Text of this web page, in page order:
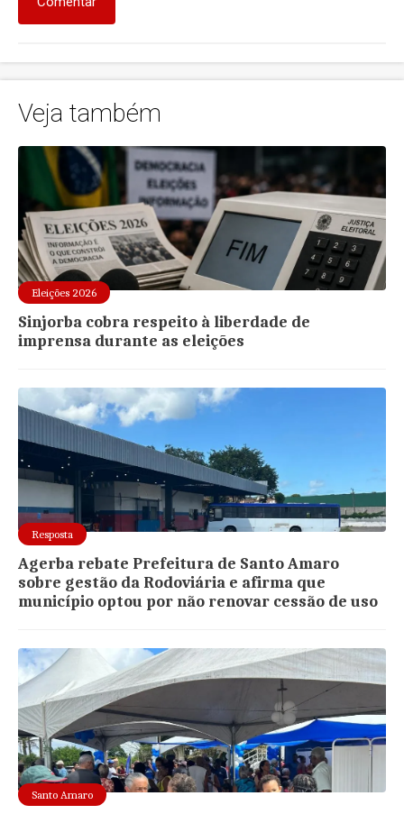
Veja também
Eleições 2026
Sinjorba cobra respeito à liberdade de
imprensa durante as eleições
Resposta
Agerba rebate Prefeitura de Santo Amaro
sobre gestão da Rodoviária e afirma que
município optou por não renovar cessão de uso
Santo Amaro